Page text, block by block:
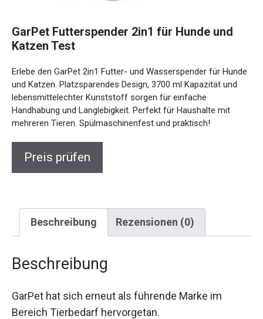
GarPet Futterspender 2in1 für Hunde und
Katzen Test
Erlebe den GarPet 2in1 Futter- und Wasserspender für Hunde
und Katzen. Platzsparendes Design, 3700 ml Kapazität und
lebensmittelechter Kunststoff sorgen für einfache
Handhabung und Langlebigkeit. Perfekt für Haushalte mit
mehreren Tieren. Spülmaschinenfest und praktisch!
Preis prüfen
Beschreibung Rezensionen (0)
Beschreibung
GarPet hat sich erneut als führende Marke im
Bereich Tierbedarf hervorgetan.